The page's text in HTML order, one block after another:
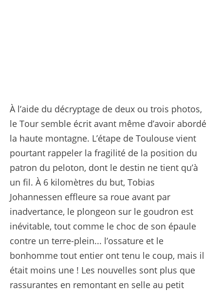
À l’aide du décryptage de deux ou trois photos,
le Tour semble écrit avant même d’avoir abordé
la haute montagne. L’étape de Toulouse vient
pourtant rappeler la fragilité de la position du
patron du peloton, dont le destin ne tient qu’à
un fil. À 6 kilomètres du but, Tobias
Johannessen effleure sa roue avant par
inadvertance, le plongeon sur le goudron est
inévitable, tout comme le choc de son épaule
contre un terre-plein... l’ossature et le
bonhomme tout entier ont tenu le coup, mais il
était moins une ! Les nouvelles sont plus que
rassurantes en remontant en selle au petit